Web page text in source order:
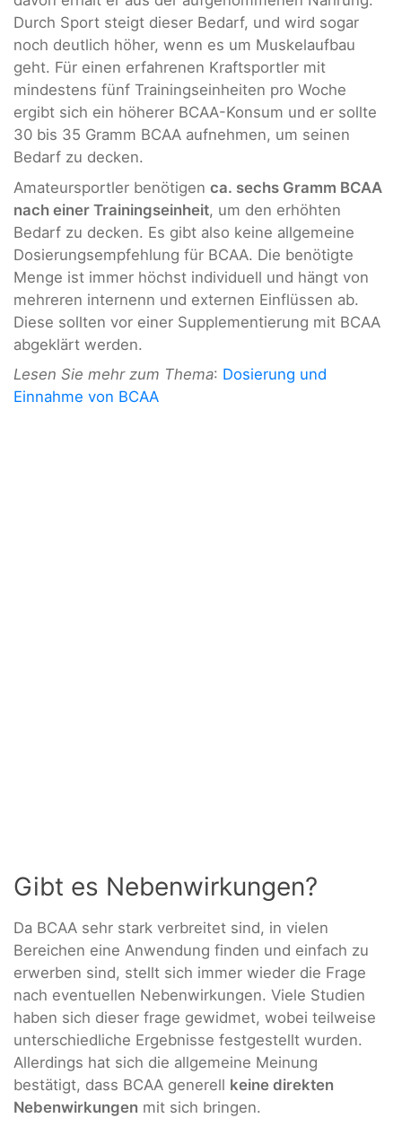
Durch Sport steigt dieser Bedarf, und wird sogar
noch deutlich höher, wenn es um Muskelaufbau
geht. Für einen erfahrenen Kraftsportler mit
mindestens fünf Trainingseinheiten pro Woche
ergibt sich ein höherer BCAA-Konsum und er sollte
30 bis 35 Gramm BCAA aufnehmen, um seinen
Bedarf zu decken.
Amateursportler benötigen ca. sechs Gramm BCAA
nach einer Trainingseinheit, um den erhöhten
Bedarf zu decken. Es gibt also keine allgemeine
Dosierungsempfehlung für BCAA. Die benötigte
Menge ist immer höchst individuell und hängt von
mehreren internenn und externen Einflüssen ab.
Diese sollten vor einer Supplementierung mit BCAA
abgeklärt werden.
Lesen Sie mehr zum Thema: Dosierung und
Einnahme von BCAA
Gibt es Nebenwirkungen?
Da BCAA sehr stark verbreitet sind, in vielen
Bereichen eine Anwendung finden und einfach zu
erwerben sind, stellt sich immer wieder die Frage
nach eventuellen Nebenwirkungen. Viele Studien
haben sich dieser frage gewidmet, wobei teilweise
unterschiedliche Ergebnisse festgestellt wurden.
Allerdings hat sich die allgemeine Meinung
bestätigt, dass BCAA generell keine direkten
Nebenwirkungen mit sich bringen.